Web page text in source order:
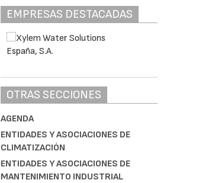
EMPRESAS DESTACADAS
OTRAS SECCIONES
AGENDA
ENTIDADES Y ASOCIACIONES DE
CLIMATIZACIÓN
ENTIDADES Y ASOCIACIONES DE
MANTENIMIENTO INDUSTRIAL